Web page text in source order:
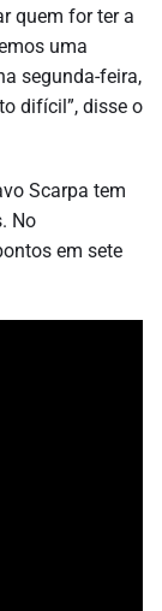
quem for ter a
uma
segunda-feira,
difícil”, disse o
Scarpa tem
No
em sete